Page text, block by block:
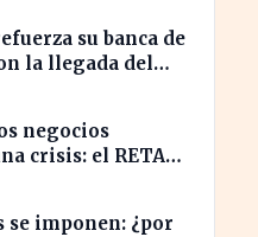
su banca de
la llegada del
negocios
crisis: el RETA
se imponen: ¿por